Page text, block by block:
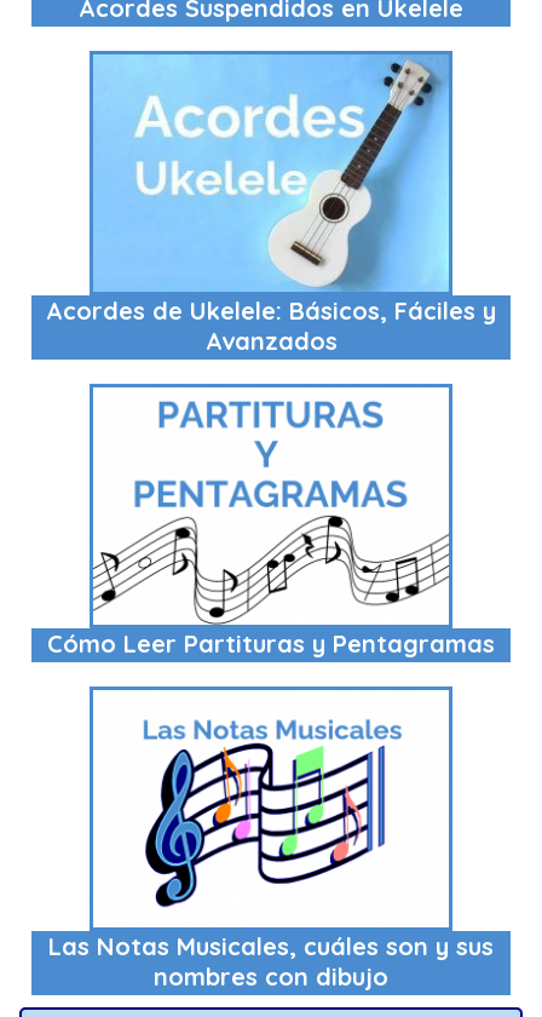
Acordes Suspendidos en Ukelele
Acordes de Ukelele: Básicos, Fáciles y
Avanzados
Cómo Leer Partituras y Pentagramas
Las Notas Musicales, cuáles son y sus
nombres con dibujo